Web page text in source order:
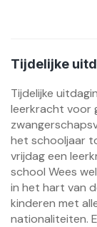
Tijdelijke
Tijdelijke
leerkracht voor
het schooljaar
vrijdag een
school Wees
in het hart van
kinderen met
nationaliteiten.